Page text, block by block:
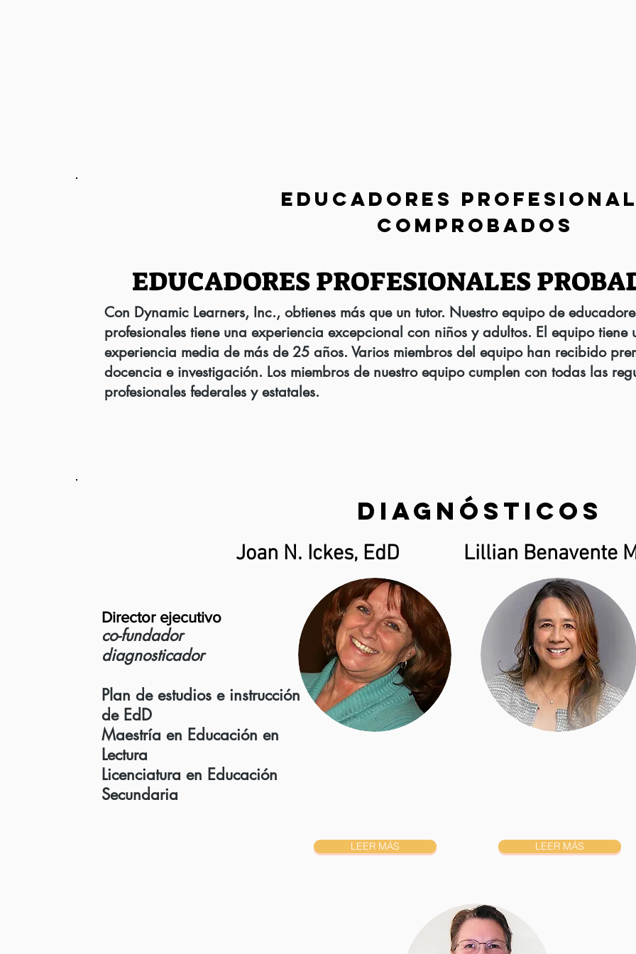
EDUCADORES
COMPROBADOS
EDUCADORES PROFESIONALES
Con Dynamic Learners, Inc., obtienes más que un tutor. Nuestro equipo de
profesionales tiene una experiencia excepcional con niños y adultos. El equipo tiene
experiencia media de más de 25 años. Varios miembros del equipo han recibido
docencia e investigación. Los miembros de nuestro equipo cumplen con todas las
profesionales federales y estatales.
Diagnósticos
Lillian Benavente
Joan N. Ickes, EdD
Director ejecutivo
co-fundador
diagnosticador
Plan de estudios e instrucción
de EdD
Maestría en Educación en
Lectura
Licenciatura en Educación
Secundaria
LEER MÁS LEER MÁS